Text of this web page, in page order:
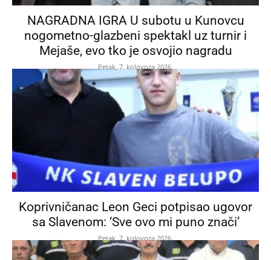
NAGRADNA IGRA U subotu u Kunovcu
nogometno-glazbeni spektakl uz turnir i
Mejaše, evo tko je osvojio nagradu
Petak, 7. kolovoza 2026.
Koprivničanac Leon Geci potpisao ugovor
sa Slavenom: ‘Sve ovo mi puno znači’
Petak, 7. kolovoza 2026.